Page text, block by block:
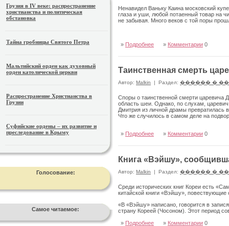
Грузия в IV веке: распространение
христианства и политическая
обстановка
Тайна гробницы Святого Петра
Мальтийский орден как духовный
орден католической церкви
Распространение Христианства в
Грузии
Суфийские ордены – их развитие и
преследование в Крыму
Голосование:
Самое читаемое:
Ненавидел Ваньку Каина московский
глаза и уши, любой потаенный товар на
не забывая. Много веков с той поры
» Подробнее » Комментарии 0
Таинственная смерть
Автор: Malkin | Раздел: ������ �
Споры о таинственной смерти царевича
область шеи. Однако, по слухам,
Дмитрия из личной драмы превратилась
Что же случилось в самом деле на
» Подробнее » Комментарии 0
Книга «Вэйшу»,
Автор: Malkin | Раздел: ������ �
Среди исторических книг Кореи есть
китайской книги «Вэйшу», повествующие
«В «Вэйшу» написано, говорится в
страну Кореей (Чосоном). Этот период
Цитаты в «Самгукюса» короткие, но они
» Подробнее » Комментарии 0